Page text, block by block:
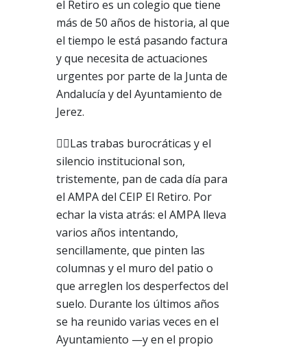
el Retiro es un colegio que tiene
más de 50 años de historia, al que
el tiempo le está pasando factura
y que necesita de actuaciones
urgentes por parte de la Junta de
Andalucía y del Ayuntamiento de
Jerez.
🤦‍♂️Las trabas burocráticas y el
silencio institucional son,
tristemente, pan de cada día para
el AMPA del CEIP El Retiro. Por
echar la vista atrás: el AMPA lleva
varios años intentando,
sencillamente, que pinten las
columnas y el muro del patio o
que arreglen los desperfectos del
suelo. Durante los últimos años
se ha reunido varias veces en el
Ayuntamiento —y en el propio